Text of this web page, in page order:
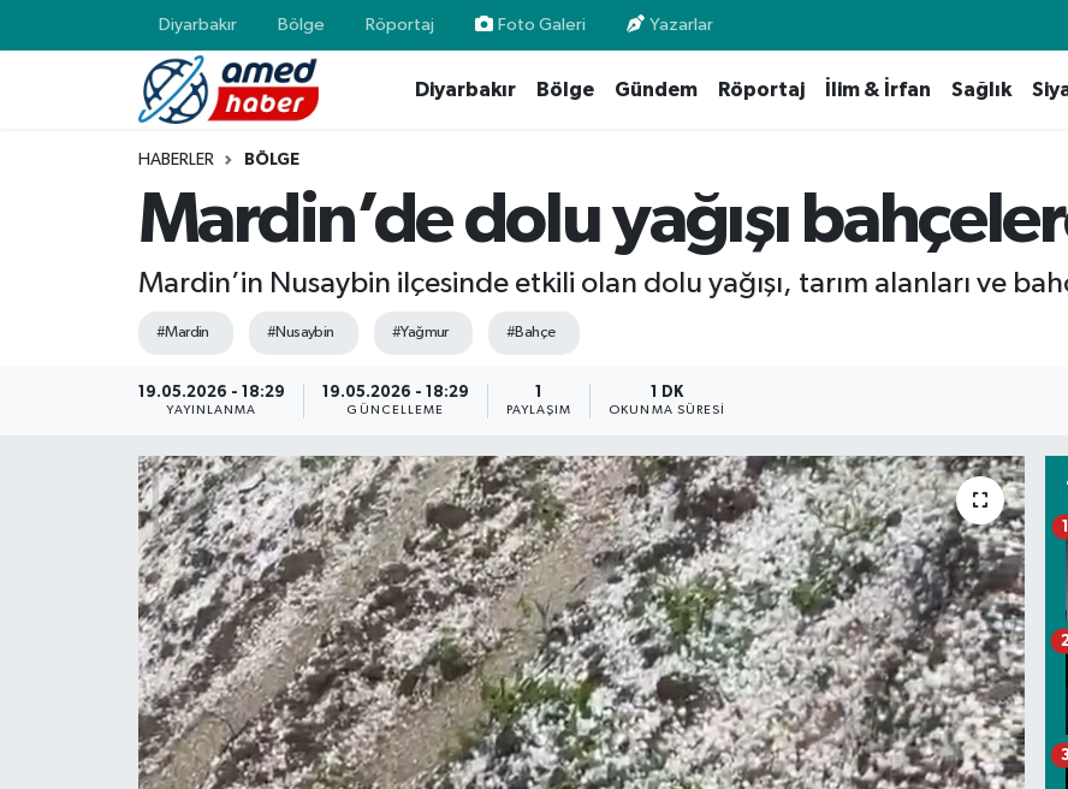
Diyarbakır Bölge Röportaj Foto Galeri Yazarlar
Diyarbakır Bölge Gündem Röportaj İlim & İrfan Sağlık
HABERLER BÖLGE
Mardin’de dolu yağışı
Mardin’in Nusaybin ilçesinde etkili olan dolu yağışı, tarım alanları ve
#Mardin #Nusaybin #Yağmur #Bahçe
19.05.2026 - 18:29
YAYINLANMA
19.05.2026 - 18:29
GÜNCELLEME
1
PAYLAŞIM
1 DK
OKUNMA SÜRESI
1
3
Diyarbakır
Röportaj
Foto Galeri
Diyarbakır
Bilim & Teknoloji
Ekonomi
Gündem
İlim & İrfan
Diyarbakır Nöbetçi Eczaneler
Diyarbakır Hava Durumu
Diyarbakır Namaz Vakitleri
Diyarbakır Trafik Yoğunluk Haritası
Süper Lig Puan Durumu ve Fikstür
Tüm Manşetler
Son Dakika Haberleri
Haber Arşivi